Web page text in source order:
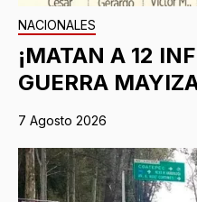
NACIONALES
¡MATAN A 12
GUERRA
7 Agosto 2026